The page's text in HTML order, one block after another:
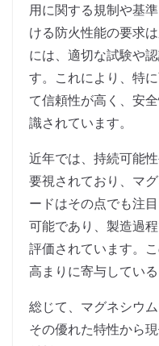
用に関する規制や基
ける防火性能の要求
には、適切な試験や
す。これにより、特
て信頼性が高く、安
識されています。
近年では、持続可能
要視されており、マ
ードはその点でも注
可能であり、製造過
評価されています。
高まりに寄与している
総じて、マグネシウ
その優れた特性から